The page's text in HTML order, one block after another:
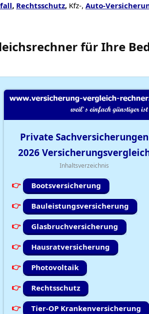
, Rechtsschutz, Kfz-, Auto-
für Ihre
Private Sachversicherungen
2026
Inhaltsverzeichnis
Bootsversicherung
Bauleistungsversicherung
Glasbruchversicherung
Hausratversicherung
Photovoltaik
Rechtsschutz
Tier-OP Krankenversicherung